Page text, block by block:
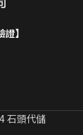
】
石頭代儲